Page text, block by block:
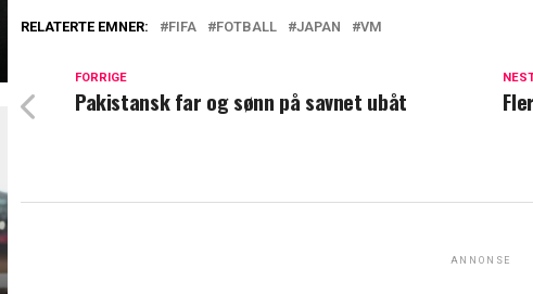
RELATERTE EMNER: FIFA FOTBALL JAPAN VM
FORRIGE
Pakistansk far og sønn på savnet ubåt
ANNONSE